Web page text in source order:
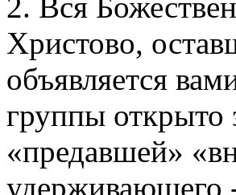
Христово,
объявляется
группы открыто
«предавшей»
удерживающего